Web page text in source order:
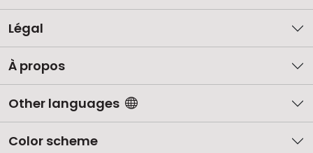
Légal
À propos
Other languages
Color scheme